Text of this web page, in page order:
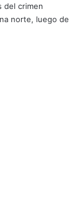
del crimen
norte, luego de